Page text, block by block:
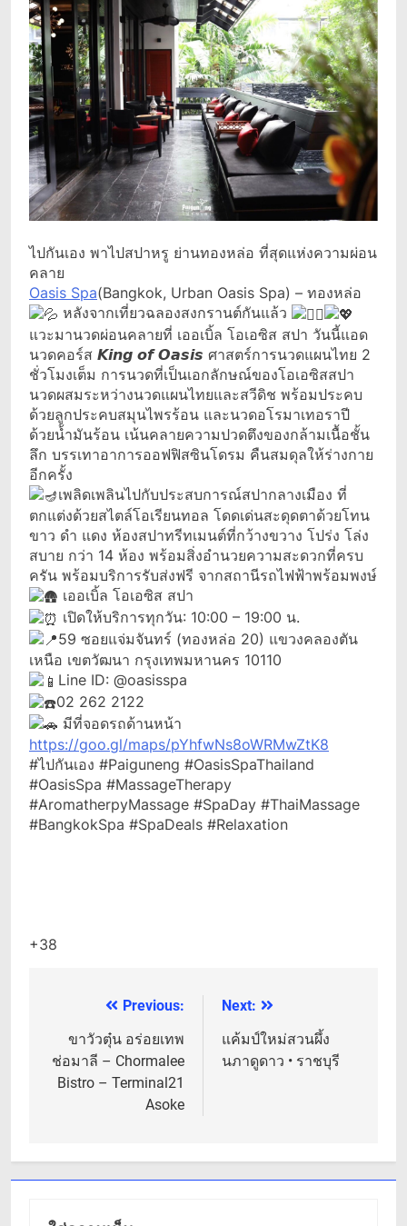
ไปกันเอง พาไปสปาหรู ย่านทองหล่อ ที่สุดแห่งความผ่อน
คลาย
Oasis Spa(Bangkok, Urban Oasis Spa) – ทองหล่อ
หลังจากเที่ยวฉลองสงกรานต์กันแล้ว
แวะมานวดผ่อนคลายที่ เออเบิ้ล โอเอซิส สปา วันนี้แอด
นวดคอร์ส 𝙆𝙞𝙣𝙜 𝙤𝙛 𝙊𝙖𝙨𝙞𝙨 ศาสตร์การนวดแผนไทย 2
ชั่วโมงเต็ม การนวดที่เป็นเอกลักษณ์ของโอเอซิสสปา
นวดผสมระหว่างนวดแผนไทยและสวีดิช พร้อมประคบ
ด้วยลูกประคบสมุนไพรร้อน และนวดอโรมาเทอราปี
ด้วยน้ำมันร้อน เน้นคลายความปวดตึงของกล้ามเนื้อชั้น
ลึก บรรเทาอาการออฟฟิสซินโดรม คืนสมดุลให้ร่างกาย
อีกครั้ง
เพลิดเพลินไปกับประสบการณ์สปากลางเมือง ที่
ตกแต่งด้วยสไตล์โอเรียนทอล โดดเด่นสะดุดตาด้วยโทน
ขาว ดำ แดง ห้องสปาทรีทเมนต์ที่กว้างขวาง โปร่ง โล่ง
สบาย กว่า 14 ห้อง พร้อมสิ่งอำนวยความสะดวกที่ครบ
ครัน พร้อมบริการรับส่งฟรี จากสถานีรถไฟฟ้าพร้อมพงษ์
เออเบิ้ล โอเอซิส สปา
เปิดให้บริการทุกวัน: 10:00 – 19:00 น.
59 ซอยแจ่มจันทร์ (ทองหล่อ 20) แขวงคลองตัน
เหนือ เขตวัฒนา กรุงเทพมหานคร 10110
Line ID: @oasisspa
02 262 2122
มีที่จอดรถด้านหน้า
https://goo.gl/maps/pYhfwNs8oWRMwZtK8
#ไปกันเอง #Paiguneng #OasisSpaThailand
#OasisSpa #MassageTherapy
#AromatherpyMassage #SpaDay #ThaiMassage
#BangkokSpa #SpaDeals #Relaxation
+38
แนะแนว
เรื่อง
Previous:
ขาวัวตุ๋น อร่อยเทพ
ช่อมาลี – Chormalee
Bistro – Terminal21
Asoke
Next:
แค้มป์ใหม่สวนผึ้ง
นภาดูดาว • ราชบุรี